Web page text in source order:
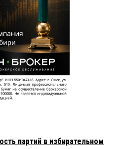
партий в избирательном